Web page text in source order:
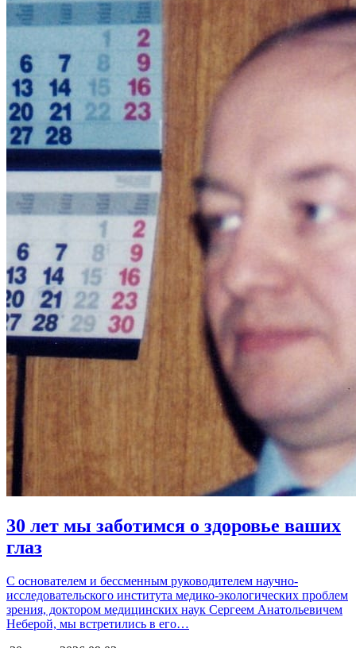
30 лет мы заботимся о здоровье ваших
глаз
С основателем и бессменным руководителем научно-
исследовательского института медико-экологических проблем
зрения, доктором медицинских наук Сергеем Анатольевичем
Неберой, мы встретились в его…